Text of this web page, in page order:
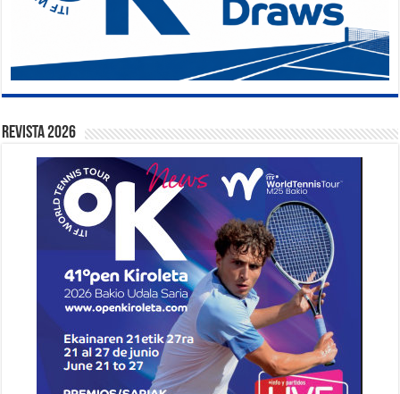
Revista 2026